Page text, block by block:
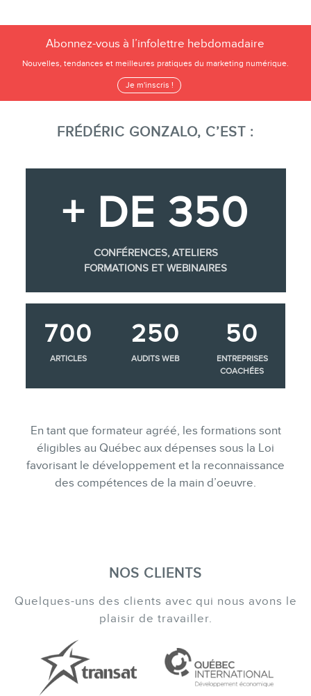
Abonnez-vous à l’infolettre hebdomadaire
Nouvelles, tendances et meilleures pratiques du marketing numérique.
Je m'inscris !
FRÉDÉRIC GONZALO, C’EST :
+ DE 350
CONFÉRENCES, ATELIERS
FORMATIONS ET WEBINAIRES
700
ARTICLES
250
AUDITS WEB
50
ENTREPRISES
COACHÉES
En tant que formateur agréé, les formations sont
éligibles au Québec aux dépenses sous la Loi
favorisant le développement et la reconnaissance
des compétences de la main d’oeuvre.
NOS CLIENTS
Quelques-uns des clients avec qui nous avons le
plaisir de travailler.